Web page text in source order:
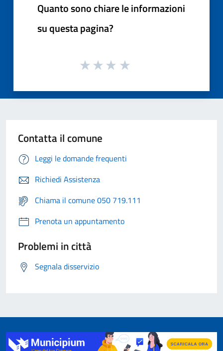
Quanto sono chiare le informazioni
su questa pagina?
Contatta il comune
Leggi le domande frequenti
Richiedi Assistenza
Chiama il comune 050 719.111
Prenota un appuntamento
Problemi in città
Segnala disservizio